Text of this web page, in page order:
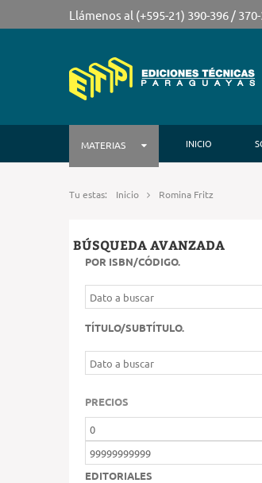
Llámenos al (+595-21) 390-396 /
MATERIAS INICIO
Tu estas: Inicio Romina Fritz
BÚSQUEDA AVANZADA
POR ISBN/CÓDIGO.
TÍTULO/SUBTÍTULO.
PRECIOS
EDITORIALES